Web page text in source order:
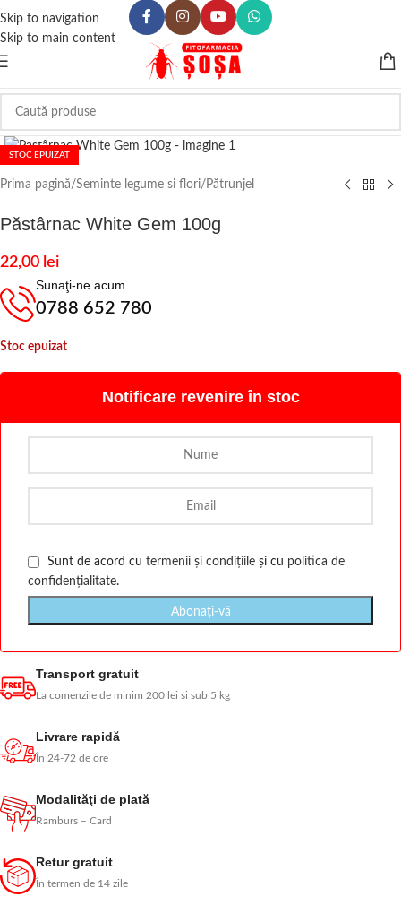
Skip to navigation
Skip to main content
STOC EPUIZAT
Prima pagină/Seminte legume si flori/ Pătrunjel
Păstârnac White Gem 100g
22,00 lei
Sunaţi-ne acum
0788 652 780
Stoc epuizat
Notificare revenire în stoc
Sunt de acord cu termenii și condițiile și cu politica de
confidențialitate.
Transport gratuit
La comenzile de minim 200 lei și sub 5 kg
Livrare rapidă
În 24-72 de ore
Modalităţi de plată
Ramburs – Card
Retur gratuit
În termen de 14 zile